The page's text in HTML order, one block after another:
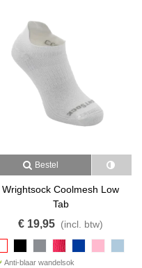
Bestel
Wrightsock Coolmesh Low
Tab
€ 19,95 (incl. btw)
Anti-blaar wandelsok